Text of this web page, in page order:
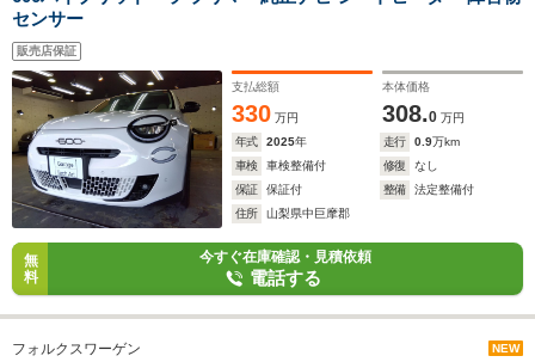
センサー
販売店保証
支払総額
330 万円
本体価格
308.0 万円
年式
2025年 走行 0.9万km
車検
車検整備付 修復
なし
保証
保証付 整備
法定整備付
住所
山梨県中巨摩郡
無
料
今すぐ在庫確認・見積依頼
電話する
フォルクスワーゲン NEW